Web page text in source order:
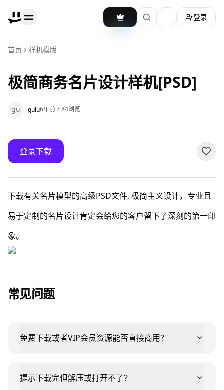
加载主题切换
登录
首页 样机模版
极简商务名片设计样机[PSD]
gu gulu6年前 / 84浏览
登录下载
下载有关名片模型的高级PSD文件, 极简主义设计，专业且
易于定制的名片设计肯定会给您的客户留下了深刻的第一印
象。
常见问题
免费下载或者VIP会员资源能否直接商用？
提示下载完但解压或打开不了？